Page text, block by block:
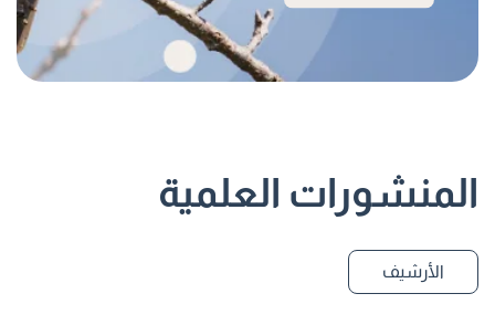
المنشورات العلمية
الأرشيف